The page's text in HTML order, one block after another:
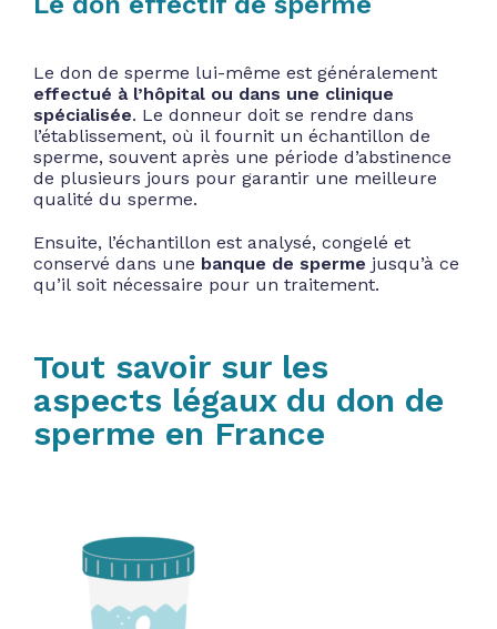
Le don de sperme lui-même est généralement
effectué à l’hôpital ou dans une clinique
spécialisée. Le donneur doit se rendre dans
l’établissement, où il fournit un échantillon de
sperme, souvent après une période d’abstinence
de plusieurs jours pour garantir une meilleure
qualité du sperme.
Ensuite, l’échantillon est analysé, congelé et
conservé dans une banque de sperme jusqu’à ce
qu’il soit nécessaire pour un traitement.
Tout savoir sur les
aspects légaux du don de
sperme en France